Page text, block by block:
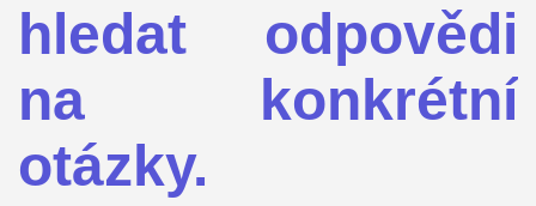
hledat odpovědi
na konkrétní
otázky.